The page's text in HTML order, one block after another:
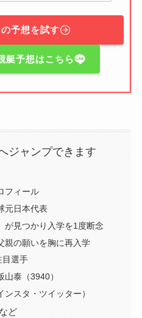
予想を試す
艇予想はこちら
ジャンプできます
フィール
元日本代表
が見つかり入学を1度断念
親の願いを胸に再入学
目選手
山泰（3940）
スタ・ツイッター）
ど